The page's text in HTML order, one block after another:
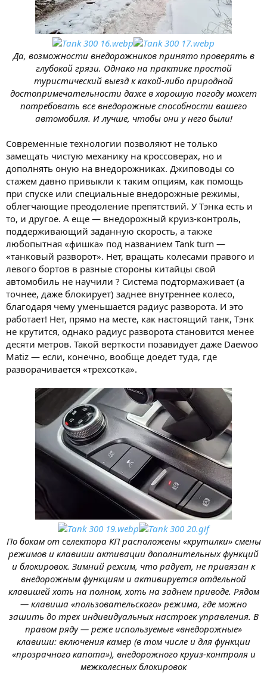
Да, возможности внедорожников принято проверять в
глубокой грязи. Однако на практике простой
туристический выезд к какой-либо природной
достопримечательности даже в хорошую погоду может
потребовать все внедорожные способности вашего
автомобиля. И лучше, чтобы они у него были!
Современные технологии позволяют не только
замещать чистую механику на кроссоверах, но и
дополнять оную на внедорожниках. Джиповоды со
стажем давно привыкли к таким опциям, как помощь
при спуске или специальные внедорожные режимы,
облегчающие преодоление препятствий. У Тэнка есть и
то, и другое. А еще — внедорожный круиз-контроль,
поддерживающий заданную скорость, а также
любопытная «фишка» под названием Tank turn —
«танковый разворот». Нет, вращать колесами правого и
левого бортов в разные стороны китайцы свой
автомобиль не научили ? Система подтормаживает (а
точнее, даже блокирует) заднее внутреннее колесо,
благодаря чему уменьшается радиус разворота. И это
работает! Нет, прямо на месте, как настоящий танк, Тэнк
не крутится, однако радиус разворота становится менее
десяти метров. Такой верткости позавидует даже Daewoo
Matiz — если, конечно, вообще доедет туда, где
разворачивается «трехсотка».
По бокам от селектора КП расположены «крутилки» смены
режимов и клавиши активации дополнительных функций
и блокировок. Зимний режим, что радует, не привязан к
внедорожным функциям и активируется отдельной
клавишей хоть на полном, хоть на заднем приводе. Рядом
— клавиша «пользовательского» режима, где можно
зашить до трех индивидуальных настроек управления. В
правом ряду — реже используемые «внедорожные»
клавиши: включения камер (в том числе и для функции
«прозрачного капота»), внедорожного круиз-контроля и
межколесных блокировок